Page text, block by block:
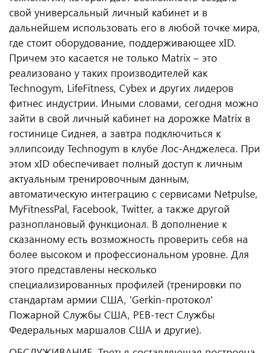
свой универсальный личный кабинет и в
дальнейшем использовать его в любой точке мира,
где стоит оборудование, поддерживающее xID.
Причем это касается не только Matrix – это
реализовано у таких производителей как
Technogym, LifeFitness, Cybex и других лидеров
фитнес индустрии. Иными словами, сегодня можно
зайти в свой личный кабинет на дорожке Matrix в
гостинице Сиднея, а завтра подключиться к
эллипсоиду Technogym в клубе Лос-Анджелеса. При
этом xID обеспечивает полный доступ к личным
актуальным тренировочным данным,
автоматическую интеграцию с сервисами Netpulse,
MyFitnessPal, Facebook, Twitter, а также другой
разноплановый функционал. В дополнение к
сказанному есть возможность проверить себя на
более высоком и профессиональном уровне. Для
этого представлены несколько
специализированных профилей (тренировки по
стандартам армии США, 'Gerkin-протокол'
Пожарной Службы США, PEB-тест Службы
Федеральных маршалов США и другие).